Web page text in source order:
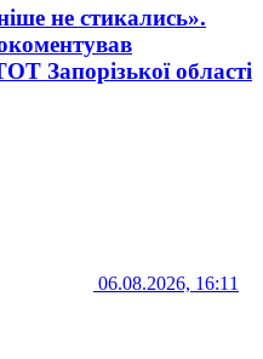
не стикались».
Запорізької області
06.08.2026, 16:11